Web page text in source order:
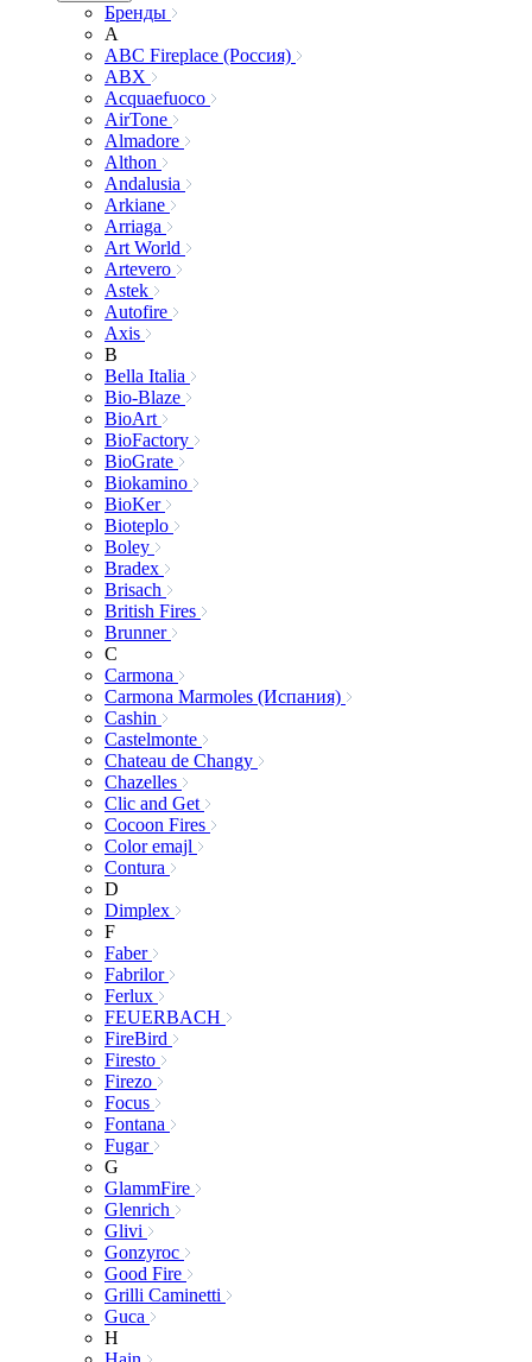
Бренды
A
ABC Fireplace (Россия)
ABX
Acquaefuoco
AirTone
Almadore
Althon
Andalusia
Arkiane
Arriaga
Art World
Artevero
Astek
Autofire
Axis
B
Bella Italia
Bio-Blaze
BioArt
BioFactory
BioGrate
Biokamino
BioKer
Bioteplo
Boley
Bradex
Brisach
British Fires
Brunner
C
Carmona
Carmona Marmoles (Испания)
Cashin
Castelmonte
Chateau de Changy
Chazelles
Clic and Get
Cocoon Fires
Color emajl
Contura
D
Dimplex
F
Faber
Fabrilor
Ferlux
FEUERBACH
FireBird
Firesto
Firezo
Focus
Fontana
Fugar
G
GlammFire
Glenrich
Glivi
Gonzyroc
Good Fire
Grilli Caminetti
Guca
H